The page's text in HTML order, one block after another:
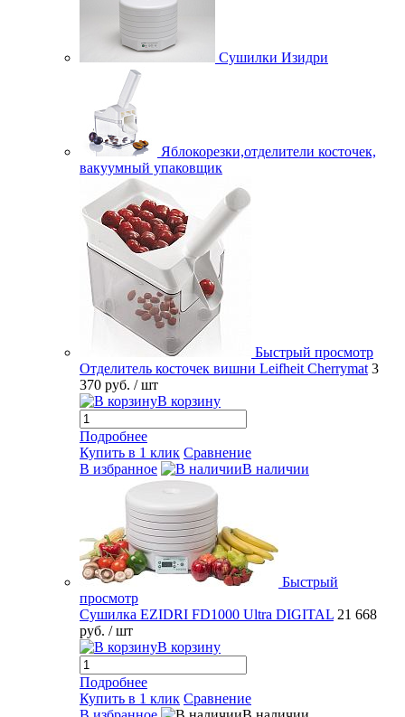
Сушилки Изидри
Яблокорезки,отделители косточек,
вакуумный упаковщик
Быстрый просмотр
Отделитель косточек вишни Leifheit Cherrymat 3
370 руб. / шт
В корзину
Подробнее
Купить в 1 клик Сравнение
В избранное
В наличии
Быстрый
просмотр
Сушилка EZIDRI FD1000 Ultra DIGITAL 21 668
руб. / шт
В корзину
Подробнее
Купить в 1 клик Сравнение